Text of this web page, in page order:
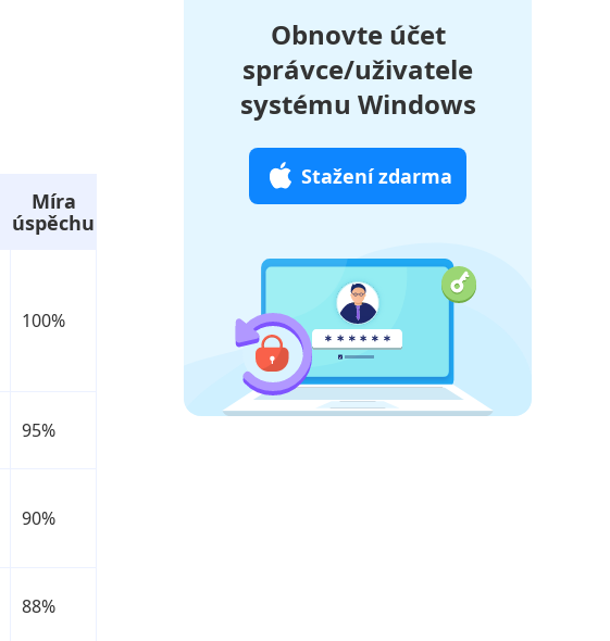
Míra
úspěchu
100%
95%
90%
88%
Obnovte účet
správce/uživatele
systému Windows
Stažení zdarma